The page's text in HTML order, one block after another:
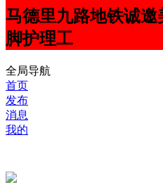
马德里九路地铁诚
脚护理工
全局导航
首页
发布
消息
我的